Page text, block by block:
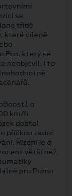
se
třídě
které cíleně
Eco, který se
neobjevil. I to
o
km/h
dostal
příčkou zadní
Řízení je o
větší než
pro Pumu